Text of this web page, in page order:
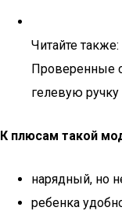
Читайте также:
Проверенные
гелевую
К плюсам такой
нарядный, но
ребенка